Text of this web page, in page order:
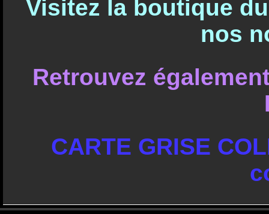
Visitez la boutique
nos
Retrouvez
CARTE GRISE